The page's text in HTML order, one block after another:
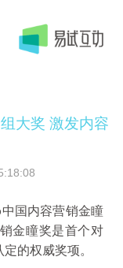
大奖 激发内容
国内容营销金瞳
金瞳奖是首个对
的权威奖项。